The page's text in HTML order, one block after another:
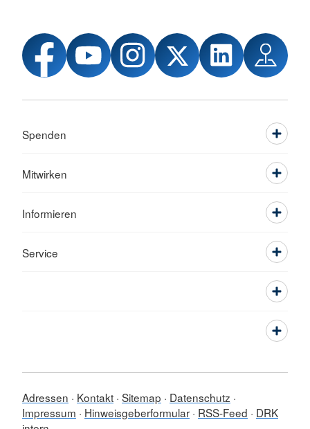
Spenden
Mitwirken
Informieren
Service
Adressen Kontakt Sitemap
Datenschutz
Impressum
Hinweisgeberformular RSS-Feed
DRK